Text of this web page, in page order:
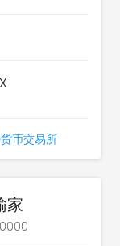
币交易所
家